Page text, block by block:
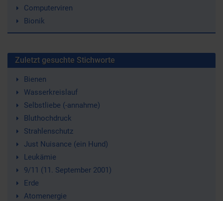
Computerviren
Bionik
Zuletzt gesuchte Stichworte
Bienen
Wasserkreislauf
Selbstliebe (-annahme)
Bluthochdruck
Strahlenschutz
Just Nuisance (ein Hund)
Leukämie
9/11 (11. September 2001)
Erde
Atomenergie